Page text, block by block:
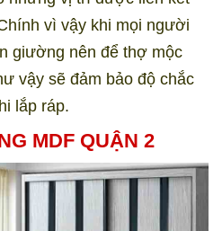
vì vậy khi mọi người
giường nên để thợ mộc
vậy sẽ đảm bảo độ chắc
lắp ráp.
MDF QUẬN 2